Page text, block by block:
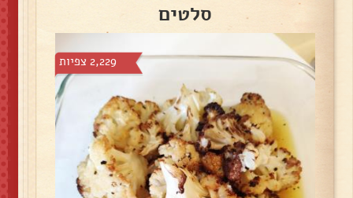
סלטים
2,229 צפיות